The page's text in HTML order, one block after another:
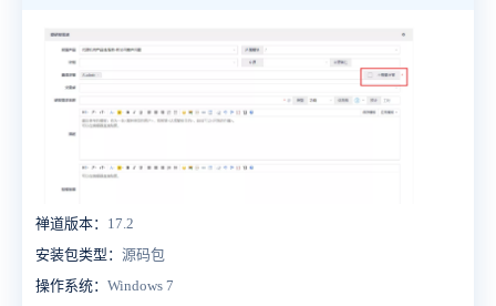
禅道版本： 17.2
安装包类型： 源码包
操作系统： Windows 7